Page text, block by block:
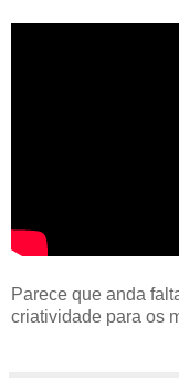
Parece que anda
criatividade para os